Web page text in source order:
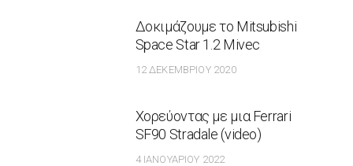
Δοκιμάζουμε το Mitsubishi
Space Star 1.2 Mivec
12 ΔΕΚΕΜΒΡΊΟΥ 2020
Χορεύοντας με μια Ferrari
SF90 Stradale (video)
4 ΙΑΝΟΥΑΡΊΟΥ 2022